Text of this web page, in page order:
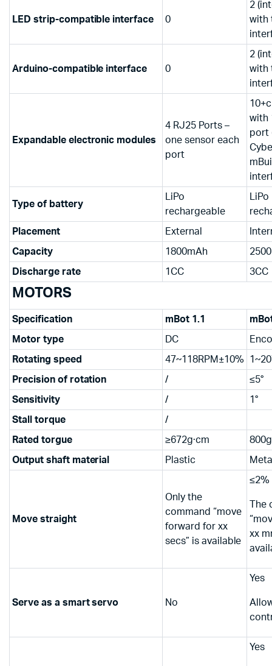
LED strip-compatible interface 0
2
with
Arduino-compatible interface 0
2
with
Expandable electronic modules
4 RJ25 Ports –
one sensor each
port
with
port
Type of battery
LiPo
rechargeable
LiPo
Placement External
Capacity 1800mAh
Discharge rate 1CC 3CC
MOTORS
Specification mBot 1.1
Motor type DC
Rotating speed 47~118RPM±10%
Precision of rotation / ≤5°
Sensitivity / 1°
Stall torque /
Rated torgue ≥672g·cm
Output shaft material Plastic
Move straight
Only the
command “move
forward for xx
secs” is available
≤2%
xx
Serve as a smart servo No
Yes
Yes